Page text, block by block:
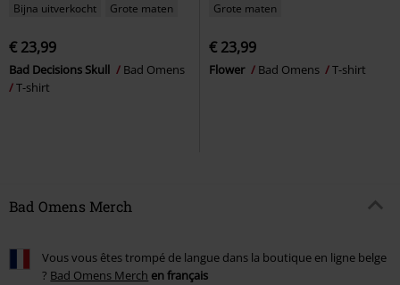
Bijna uitverkocht Grote maten
€ 23,99
Bad Decisions Skull
Bad Omens
T-shirt
Grote maten
€ 23,99
Flower Bad Omens T-shirt
Bad Omens Merch
Vous vous êtes trompé de langue dans la boutique en ligne belge
? Bad Omens Merch en français